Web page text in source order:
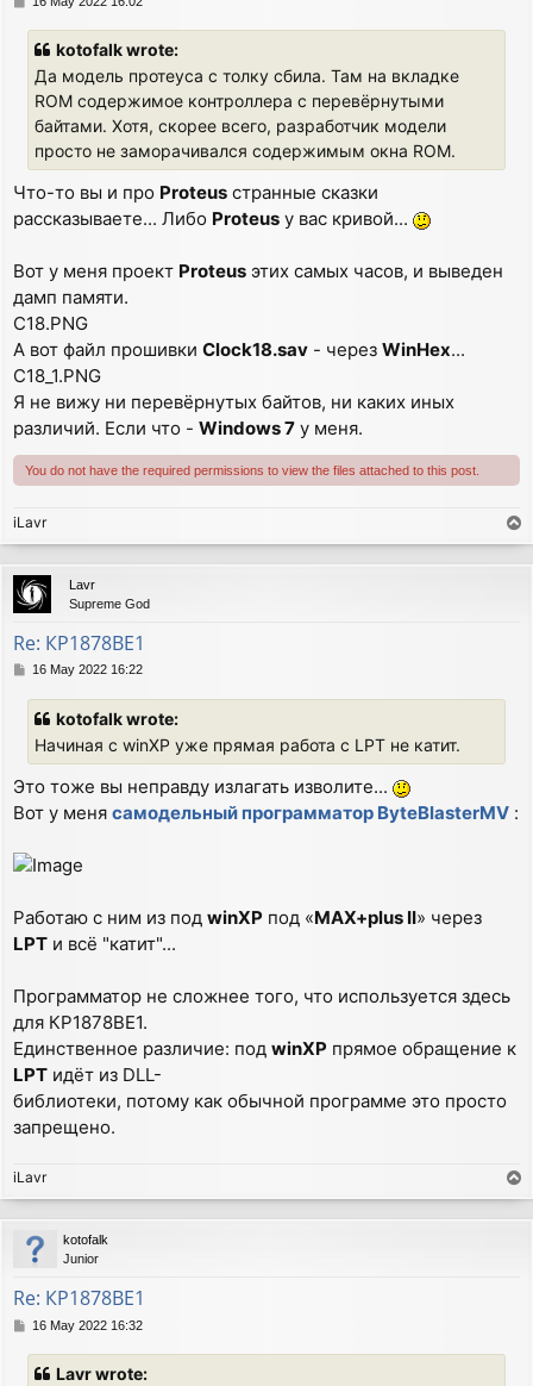
kotofalk wrote:
Да модель протеуса с толку сбила. Там на вкладке
ROM содержимое контроллера с перевёрнутыми
байтами. Хотя, скорее всего, разработчик модели
просто не заморачивался содержимым окна ROM.
Что-то вы и про Proteus странные сказки
рассказываете... Либо Proteus у вас кривой...
Вот у меня проект Proteus этих самых часов, и выведен
дамп памяти.
C18.PNG
А вот файл прошивки Clock18.sav - через WinHex...
C18_1.PNG
Я не вижу ни перевёрнутых байтов, ни каких иных
различий. Если что - Windows 7 у меня.
You do not have the required permissions to view the files attached to this post.
iLavr
o
p
Lavr
Supreme God
Re: КР1878ВЕ1
P16 May 2022 16:22
kotofalk wrote:
Начиная с winXP уже прямая работа с LPT не катит.
Это тоже вы неправду излагать изволите...
Вот у меня самодельный программатор ByteBlasterMV :
Работаю с ним из под winXP под «MAX+plus II» через
LPT и всё "катит"...
Программатор не сложнее того, что используется здесь
для КР1878ВЕ1.
Единственное различие: под winXP прямое обращение к
LPT идёт из DLL-
библиотеки, потому как обычной программе это просто
запрещено.
iLavr
o
p
kotofalk
Junior
Re: КР1878ВЕ1
P16 May 2022 16:32
Lavr wrote: